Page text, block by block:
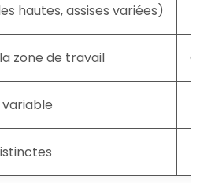
hautes, assises variées)
zone de travail